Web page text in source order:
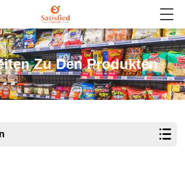
Zu Den Produkten